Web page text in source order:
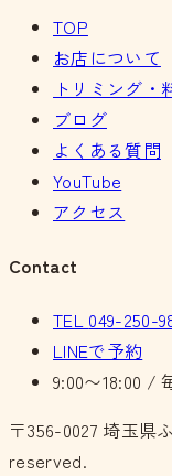
TOP
お店について
トリミング・
ブログ
よくある質問
YouTube
アクセス
Contact
TEL 049-250-
LINEで予約
9:00〜18:00 /
〒356-0027 埼玉県
reserved.